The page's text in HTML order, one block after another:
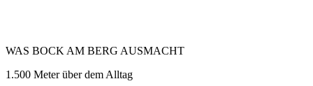
WAS BOCK AM BERG AUSMACHT
1.500 Meter über dem Alltag